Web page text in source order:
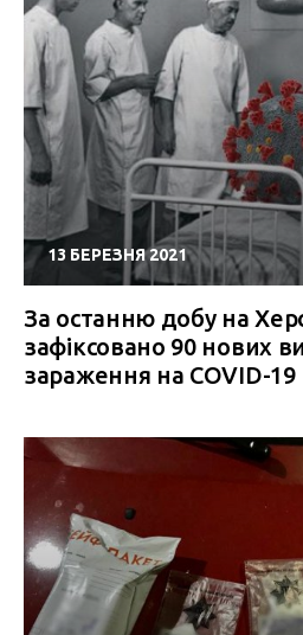
13 БЕРЕЗНЯ 2021
За останню добу на
зафіксовано 90 нових
зараження на COVID-19